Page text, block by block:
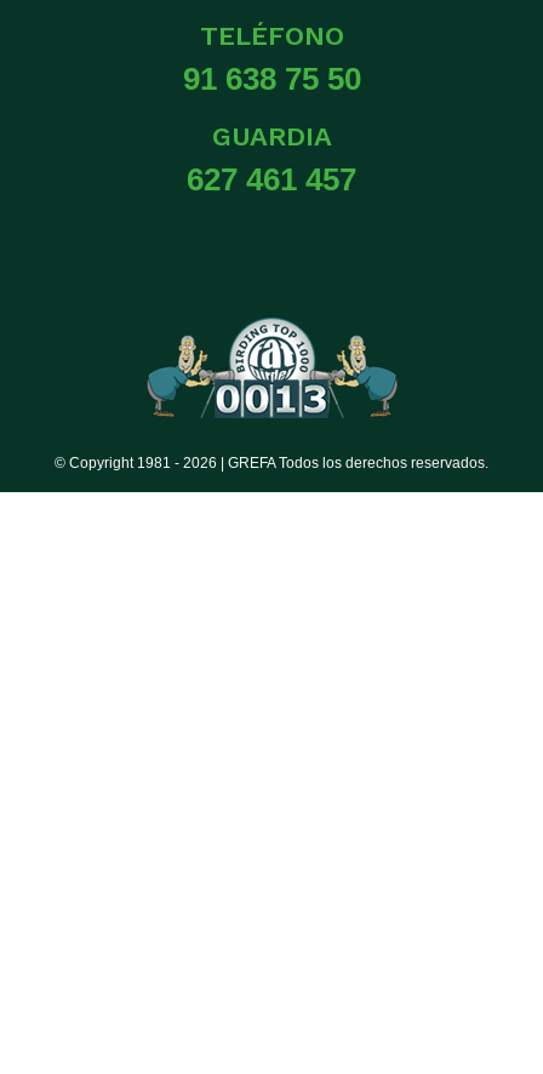
TELÉFONO
91 638 75 50
GUARDIA
627 461 457
© Copyright 1981 - 2026 | GREFA Todos los derechos reservados.